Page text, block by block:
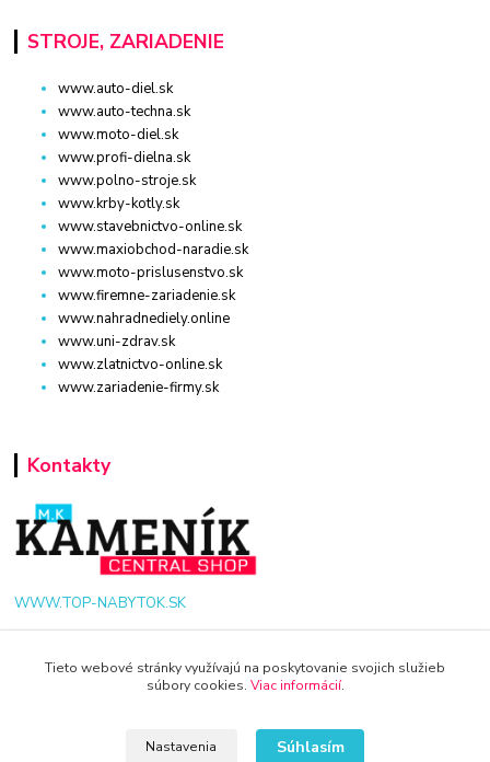
STROJE, ZARIADENIE
www.auto-diel.sk
www.auto-techna.sk
www.moto-diel.sk
www.profi-dielna.sk
www.polno-stroje.sk
www.krby-kotly.sk
www.stavebnictvo-online.sk
www.maxiobchod-naradie.sk
www.moto-prislusenstvo.sk
www.firemne-zariadenie.sk
www.nahradnediely.online
www.uni-zdrav.sk
www.zlatnictvo-online.sk
www.zariadenie-firmy.sk
Kontakty
WWW.TOP-NABYTOK.SK
+421 940 949 000
Tieto webové stránky využívajú na poskytovanie svojich služieb
súbory cookies. Viac informácií.
Nastavenia Súhlasím